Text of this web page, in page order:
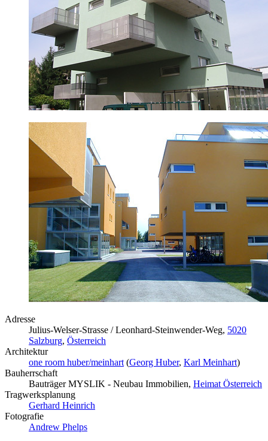
Adresse
Julius-Welser-Strasse / Leonhard-Steinwender-Weg, 5020
Salzburg, Österreich
Architektur
one room huber/meinhart (Georg Huber, Karl Meinhart)
Bauherrschaft
Bauträger MYSLIK - Neubau Immobilien, Heimat Österreich
Tragwerksplanung
Gerhard Heinrich
Fotografie
Andrew Phelps